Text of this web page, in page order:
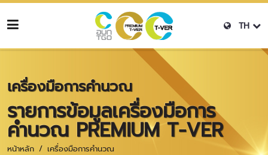
TH
เครื่องมือการคำนวณ
รายการข้อมูลเครื่องมือการ
คำนวณ PREMIUM T-VER
หน้าหลัก เครื่องมือการคำนวณ